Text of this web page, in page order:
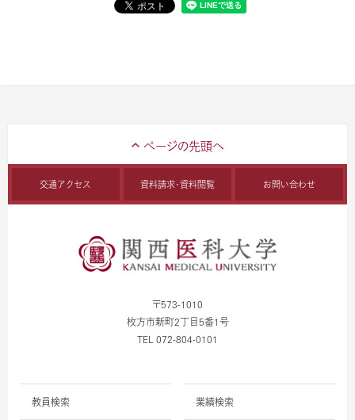
交通アクセス 資料請求・資料閲覧 お問い合わせ
〒573-1010
枚方市新町2丁目5番1号
TEL 072-804-0101
教員検索 業績検索